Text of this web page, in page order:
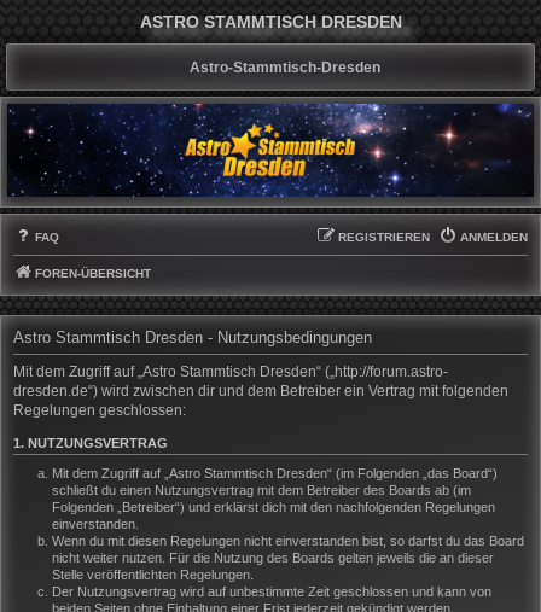
ASTRO STAMMTISCH DRESDEN
Astro-Stammtisch-Dresden
FAQ ANMELDEN
REGISTRIEREN
FOREN-ÜBERSICHT
Astro Stammtisch Dresden - Nutzungsbedingungen
Mit dem Zugriff auf „Astro Stammtisch Dresden“ („http://forum.astro-
dresden.de“) wird zwischen dir und dem Betreiber ein Vertrag mit folgenden
Regelungen geschlossen:
1. NUTZUNGSVERTRAG
Mit dem Zugriff auf „Astro Stammtisch Dresden“ (im Folgenden „das Board“)
schließt du einen Nutzungsvertrag mit dem Betreiber des Boards ab (im
Folgenden „Betreiber“) und erklärst dich mit den nachfolgenden Regelungen
einverstanden.
Wenn du mit diesen Regelungen nicht einverstanden bist, so darfst du das Board
nicht weiter nutzen. Für die Nutzung des Boards gelten jeweils die an dieser
Stelle veröffentlichten Regelungen.
Der Nutzungsvertrag wird auf unbestimmte Zeit geschlossen und kann von
beiden Seiten ohne Einhaltung einer Frist jederzeit gekündigt werden.